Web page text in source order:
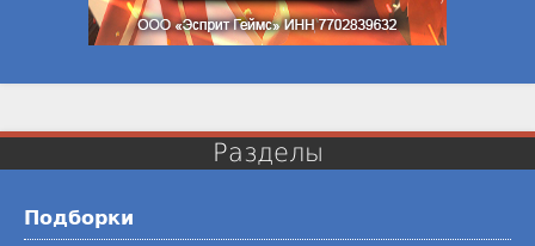
Разделы
Подборки